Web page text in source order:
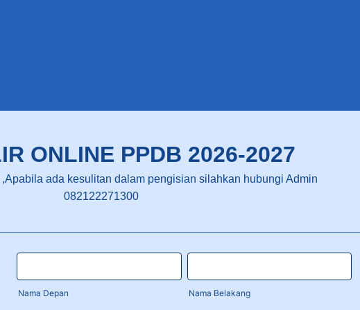
ONLINE PPDB 2026-2027
,Apabila ada kesulitan dalam pengisian silahkan hubungi Admin
082122271300
Nama Depan Nama Belakang